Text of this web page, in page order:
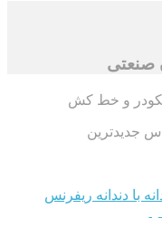
صنعتی
و خط کش
جدیدترین